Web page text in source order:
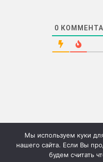
0
Мы используем куки
нашего сайта. Если Вы
будем считать